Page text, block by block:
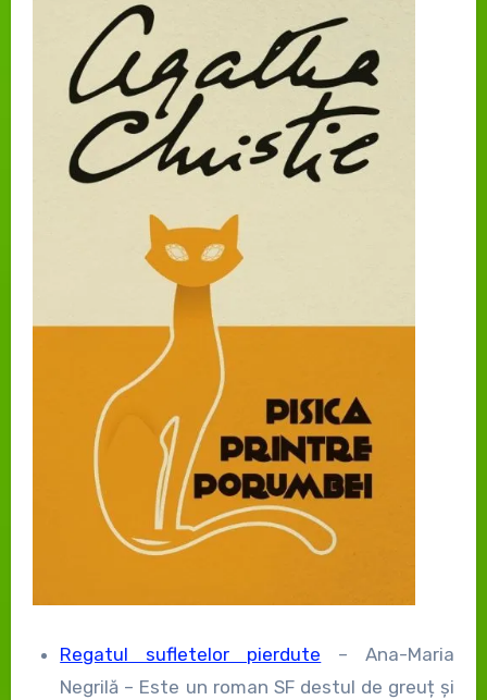
Regatul sufletelor pierdute – Ana-Maria
Negrilă – Este un roman SF destul de greuț și